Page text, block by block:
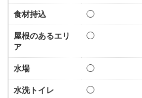
食材持込
◯
屋根のあるエリ
ア
◯
水場
◯
水洗トイレ
◯